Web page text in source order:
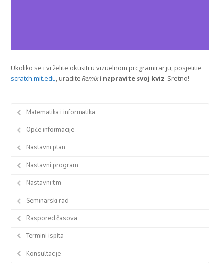
Ukoliko se i vi želite okusiti u vizuelnom programiranju, posjetitie
scratch.mit.edu, uraditeRemixi napravite svoj kviz. Sretno!
Matematika i informatika
Opće informacije
Nastavni plan
Nastavni program
Nastavni tim
Seminarski rad
Raspored časova
Termini ispita
Konsultacije